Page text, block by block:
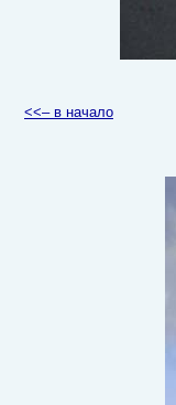
<<– в начало